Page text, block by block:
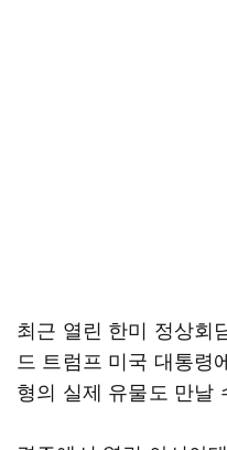
최근 열린 한미 정상회
드 트럼프 미국 대통령
형의 실제 유물도 만날